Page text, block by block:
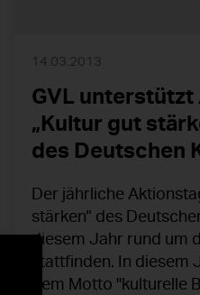
14.03.2013
GVL
„Kultur gut
des Deutschen
Der jährliche
stärken“ des
diesem Jahr rund um
stattfinden. In
dem Motto "kulturelle